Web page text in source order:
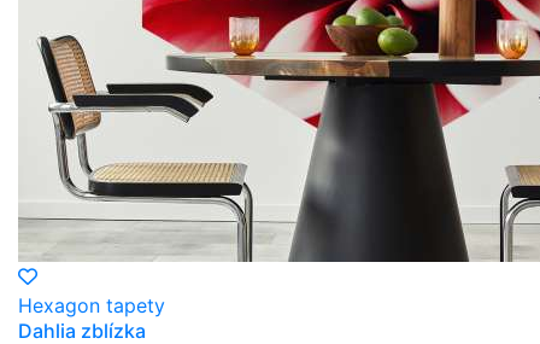
Hexagon tapety
Dahlia zblízka